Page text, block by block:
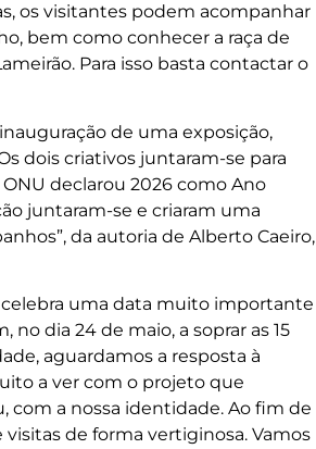
os visitantes podem acompanhar
bem como conhecer a raça de
Para isso basta contactar o
de uma exposição,
dois criativos juntaram-se para
declarou 2026 como Ano
juntaram-se e criaram uma
da autoria de Alberto Caeiro,
celebra uma data muito importante
no dia 24 de maio, a soprar as 15
aguardamos a resposta à
a ver com o projeto que
com a nossa identidade. Ao fim de
de forma vertiginosa. Vamos